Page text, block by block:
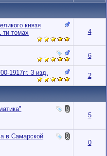
князя
ти томах
4
6
1917гг. 3 изд. 2
5
в Самарской
0